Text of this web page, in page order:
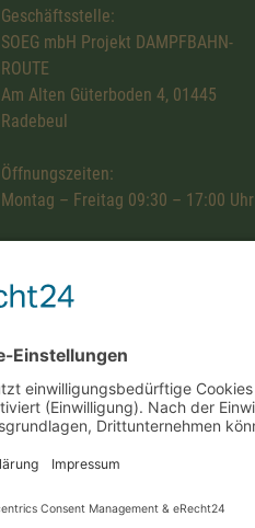
Geschäftsstelle:
SOEG mbH Projekt DAMPFBAHN-
ROUTE
Am Alten Güterboden 4, 01445
Radebeul
Öffnungszeiten:
Montag – Freitag 09:30 – 17:00 Uhr